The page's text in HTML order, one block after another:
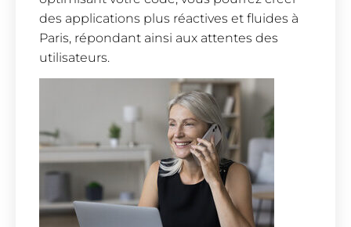
des applications plus réactives et fluides à
Paris, répondant ainsi aux attentes des
utilisateurs.